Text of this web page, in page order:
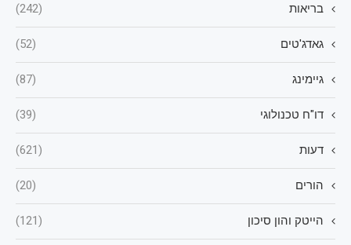
בריאות (242)
גאדג'טים (52)
גיימינג (87)
דו"ח טכנולוגי (39)
דעות (621)
הורים (20)
הייטק והון סיכון (121)